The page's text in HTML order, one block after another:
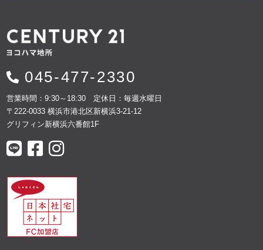
045-477-2330
営業時間：9:30～18:30 定休日：毎週水曜日
〒222-0033 横浜市港北区新横浜3-21-12
グリフィン新横浜六番館1F